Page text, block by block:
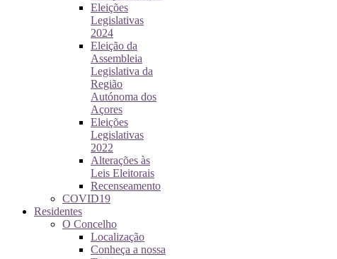
Eleições
Legislativas
2024
Eleição da
Assembleia
Legislativa da
Região
Autónoma dos
Açores
Eleições
Legislativas
2022
Alterações às
Leis Eleitorais
Recenseamento
COVID19
Residentes
O Concelho
Localização
Conheça a nossa